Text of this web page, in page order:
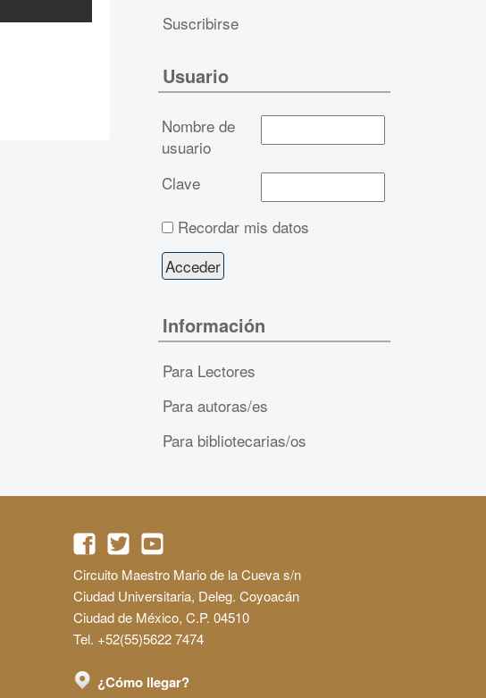
Suscribirse
Usuario
Nombre de
usuario
Clave
Recordar mis datos
Información
Para Lectores
Para autoras/es
Para bibliotecarias/os
Circuito Maestro Mario de la Cueva s/n
Ciudad Universitaria, Deleg. Coyoacán
Ciudad de México, C.P. 04510
Tel. +52(55)5622 7474
¿Cómo llegar?